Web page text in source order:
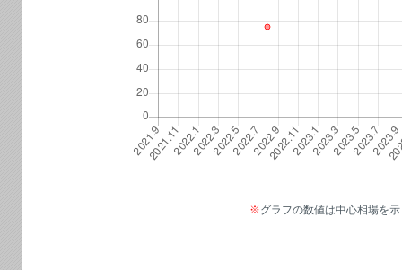
※グラフの数値は中心相場を